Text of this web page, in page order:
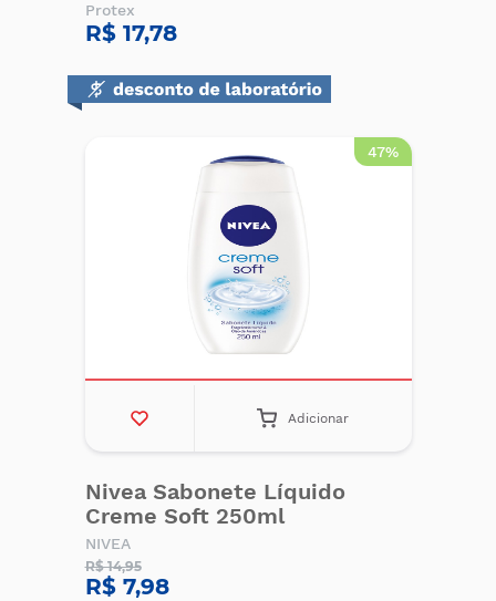
Protex
R$ 17,78
47%
Adicionar
Nivea Sabonete Líquido
Creme Soft 250ml
NIVEA
R$ 14,95
R$ 7,98